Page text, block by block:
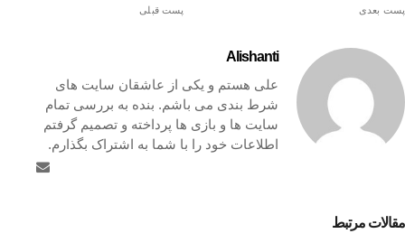
پست قبلی پست بعدی
Alishanti
علی هستم و یکی از عاشقان سایت های
شرط بندی می باشم. بنده به بررسی تمام
سایت ها و بازی ها پرداخته و تصمیم گرفتم
اطلاعات خود را با شما به اشتراک بگذارم.
مقالات مرتبط